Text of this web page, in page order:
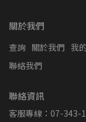
關於我們
查詢 關於我們 我
聯絡我們
聯絡資訊
客服專線：07-343-